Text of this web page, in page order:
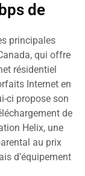
de
principales
qui offre
résidentiel
Internet en
ci propose son
de
Helix, une
au prix
d’équipement